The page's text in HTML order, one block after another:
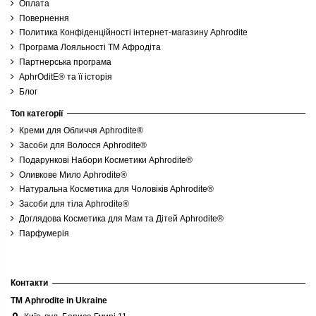
2 680,00 грн
Купити
3 100,00 грн
Купити
Оплата
Повернення
Политика Конфіденційності інтернет-магазину Aphrodite
Програма Лояльності ТМ Афродіта
Партнерська програма
AphrOditE® та її історія
Блог
Топ категорії
Креми для Обличчя Aphrodite®
Засоби для Волосся Aphrodite®
Подарункові Набори Косметики Aphrodite®
Оливкове Мило Aphrodite®
Натуральна Косметика для Чоловіків Aphrodite®
Засоби для тіла Aphrodite®
Доглядова Косметика для Мам та Дітей Aphrodite®
Парфумерія
Контакти
TM Aphrodite in Ukraine